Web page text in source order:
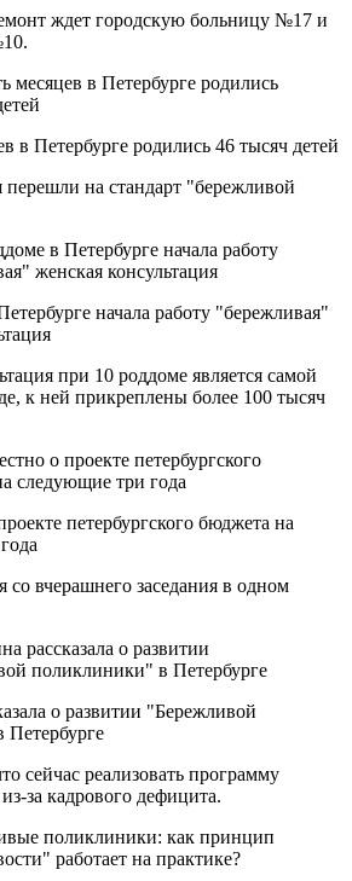
ждет городскую больницу №17 и
в Петербурге родились 46 тысяч детей
на стандарт "бережливой
начала работу "бережливая"
при 10 роддоме является самой
к ней прикреплены более 100 тысяч
петербургского бюджета на
вчерашнего заседания в одном
о развитии "Бережливой
сейчас реализовать программу
за кадрового дефицита.